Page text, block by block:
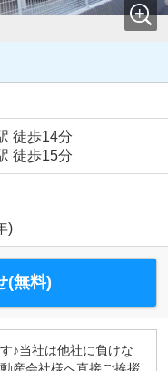
徒歩14分
徒歩15分
)
(無料)
♪当社は他社に負けな